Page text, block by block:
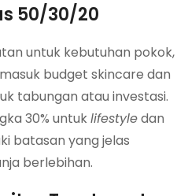
50/30/20
untuk kebutuhan pokok,
budget skincare dan
tabungan atau investasi.
30% untuklifestyledan
batasan yang jelas
berlebihan.